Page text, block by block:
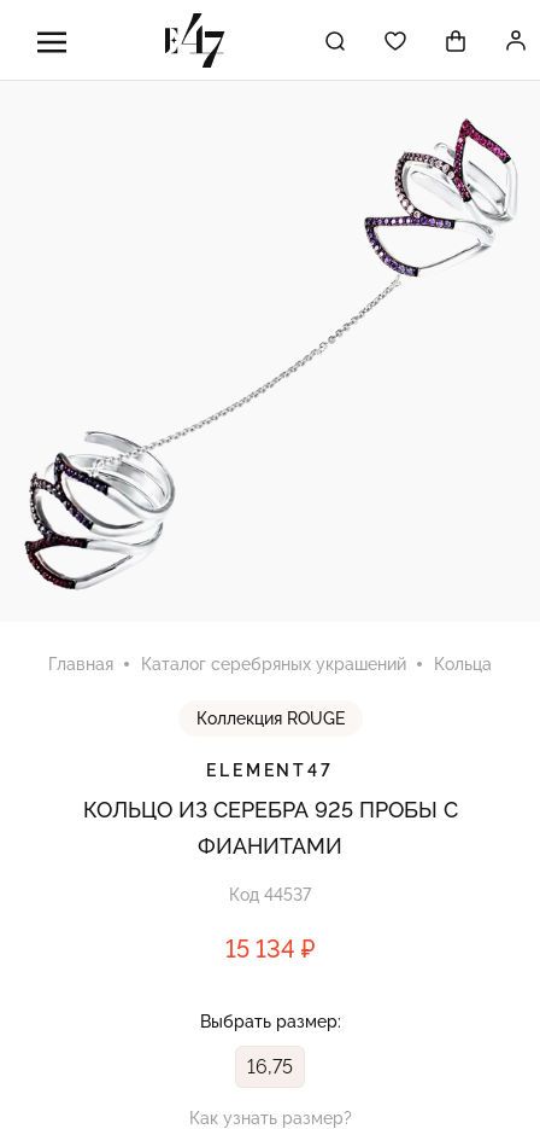
Главная Каталог серебряных украшений Кольца
Коллекция ROUGE
ELEMENT47
КОЛЬЦО ИЗ СЕРЕБРА 925 ПРОБЫ С
ФИАНИТАМИ
Код 44537
15 134 ₽
Выбрать размер:
16,75
Как узнать размер?